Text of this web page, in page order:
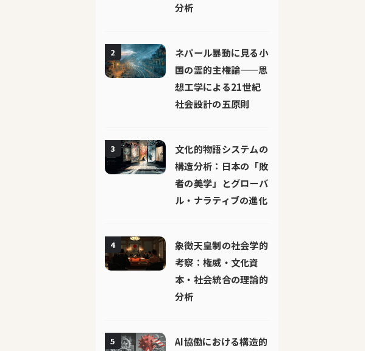
分析
2
ネパール暴動に見る小
国の霊的主権論——思
想工学による21世紀
社会設計の五原則
3
文化的物語システムの
構造分析：日本の「敗
者の美学」とグローバ
ル・ナラティブの進化
4
象徴天皇制の社会学的
考察：権威・文化資
本・社会統合の理論的
分析
5
AI協働における構造的